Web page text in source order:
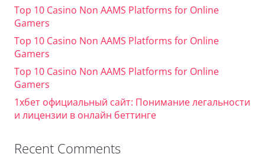
Top 10 Casino Non AAMS Platforms for Online
Gamers
Top 10 Casino Non AAMS Platforms for Online
Gamers
Top 10 Casino Non AAMS Platforms for Online
Gamers
1хбет официальный сайт: Понимание легальности
и лицензии в онлайн беттинге
Recent Comments